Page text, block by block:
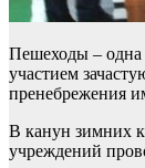
Пешеходы – одна
участием
пренебрежения
В канун зимних
учреждений